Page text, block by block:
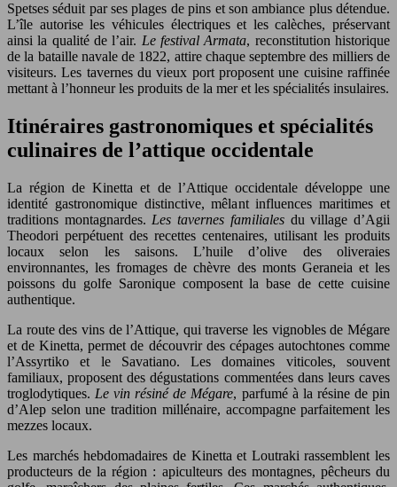
Spetses séduit par ses plages de pins et son ambiance plus détendue.
L’île autorise les véhicules électriques et les calèches, préservant
ainsi la qualité de l’air. Le festival Armata, reconstitution historique
de la bataille navale de 1822, attire chaque septembre des milliers de
visiteurs. Les tavernes du vieux port proposent une cuisine raffinée
mettant à l’honneur les produits de la mer et les spécialités insulaires.
Itinéraires gastronomiques et spécialités
culinaires de l’attique occidentale
La région de Kinetta et de l’Attique occidentale développe une
identité gastronomique distinctive, mêlant influences maritimes et
traditions montagnardes. Les tavernes familialesdu village d’Agii
Theodori perpétuent des recettes centenaires, utilisant les produits
locaux selon les saisons. L’huile d’olive des oliveraies
environnantes, les fromages de chèvre des monts Geraneia et les
poissons du golfe Saronique composent la base de cette cuisine
authentique.
La route des vins de l’Attique, qui traverse les vignobles de Mégare
et de Kinetta, permet de découvrir des cépages autochtones comme
l’Assyrtiko et le Savatiano. Les domaines viticoles, souvent
familiaux, proposent des dégustations commentées dans leurs caves
troglodytiques. Le vin résiné de Mégare, parfumé à la résine de pin
d’Alep selon une tradition millénaire, accompagne parfaitement les
mezzes locaux.
Les marchés hebdomadaires de Kinetta et Loutraki rassemblent les
producteurs de la région : apiculteurs des montagnes, pêcheurs du